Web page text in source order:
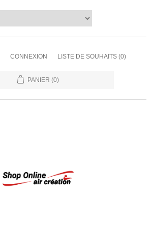
CONNEXION LISTE DE SOUHAITS (0)
PANIER (0)